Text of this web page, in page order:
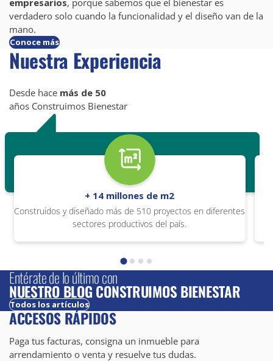
empresarios, porque sabemos que el bienestar es
verdadero solo cuando la funcionalidad y el diseño van de la
mano.
Conoce más
Nuestra Experiencia
Desde hace más de 50
años Construimos Bienestar
+ 14 millones de m2
Construidos y diseñado más de 510 proyectos en diferentes
sectores productivos del país.
Entérate de lo último con
NUESTRO BLOG CONSTRUIMOS BIENESTAR
Todos los artículos
ACCESOS RÁPIDOS
Paga tus facturas, consigna un inmueble para
arrendamiento o venta y resuelve tus dudas.